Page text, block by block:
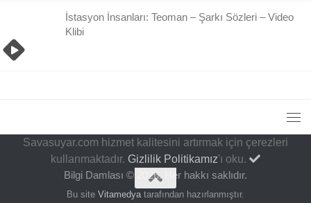
İstasyon İnsanları: Teoman – Şarkı Sözleri – Video
Klibi
Savasuyar.com hizmet kalitesini artırmak için çerezleri
kullanmaktadır. Gizlilik Politikamız'ı oku.
Bilgi Damlası © 2026. Her hakkı saklıdır.
Bu site Vitamedyatarafından hazırlanmıştır.